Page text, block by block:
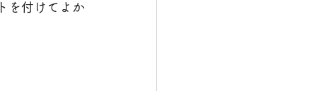
を付けてよか